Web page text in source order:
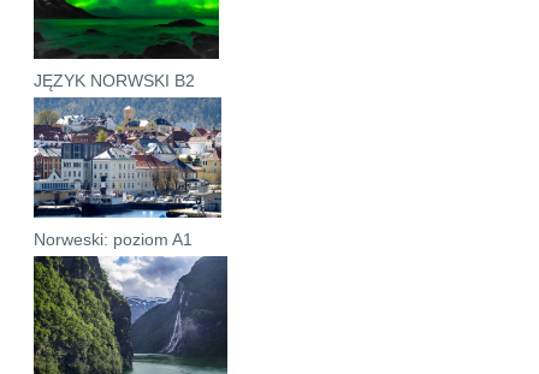
JĘZYK NORWSKI B2
Norweski: poziom A1